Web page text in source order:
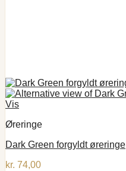
Vis
Øreringe
Dark Green forgyldt øreringe
kr. 74,00